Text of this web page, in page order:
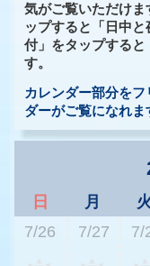
気がご覧いただけま
ップすると「日中
付」をタップすると
す。
カレンダー部分を
ダーがご覧になれま
日 月 火
7/26
7/27 7/